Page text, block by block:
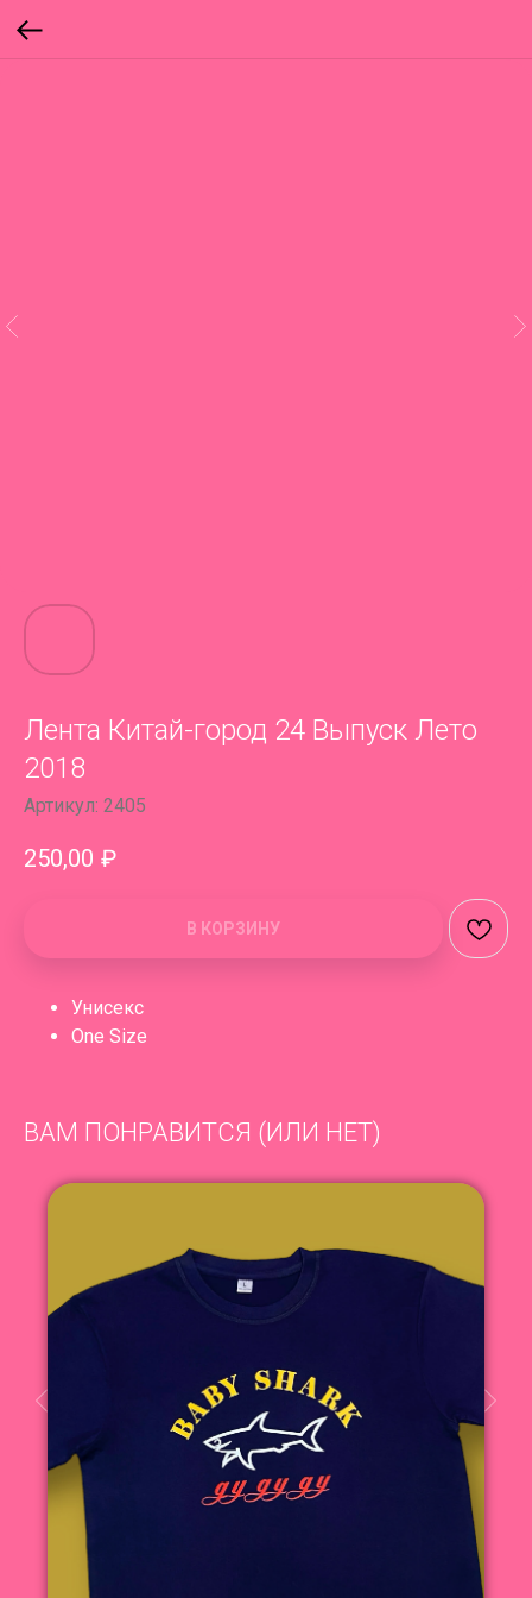
Лента Китай-город 24 Выпуск Лето
2018
Артикул: 2405
250,00 ₽
В КОРЗИНУ
Унисекс
One Size
ВАМ ПОНРАВИТСЯ (ИЛИ НЕТ)